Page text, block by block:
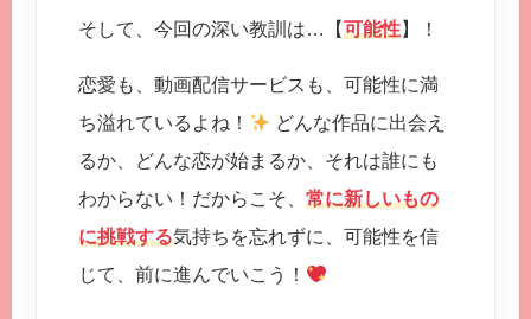
そして、今回の深い教訓は…【可能性】！
恋愛も、動画配信サービスも、可能性に満
ち溢れているよね！
どんな作品に出会え
るか、どんな恋が始まるか、それは誰にも
わからない！だからこそ、 常に新しいもの
に挑戦する気持ちを忘れずに、可能性を信
じて、前に進んでいこう！